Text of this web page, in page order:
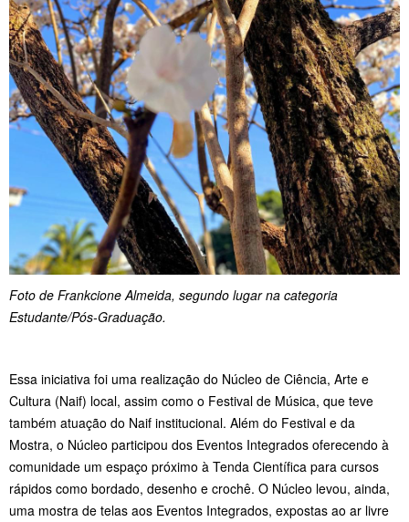
Foto de Frankcione Almeida, segundo lugar na categoria
Estudante/Pós-Graduação.
Essa iniciativa foi uma realização do Núcleo de Ciência, Arte e
Cultura (Naif) local, assim como o Festival de Música, que teve
também atuação do Naif institucional. Além do Festival e da
Mostra, o Núcleo participou dos Eventos Integrados oferecendo à
comunidade um espaço próximo à Tenda Científica para cursos
rápidos como bordado, desenho e crochê. O Núcleo levou, ainda,
uma mostra de telas aos Eventos Integrados, expostas ao ar livre